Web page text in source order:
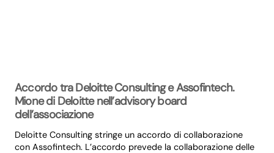
Accordo tra Deloitte Consulting e Assofintech.
Mione di Deloitte nell’advisory board
dell’associazione
Deloitte Consulting stringe un accordo di collaborazione
con Assofintech. L’accordo prevede la collaborazione delle